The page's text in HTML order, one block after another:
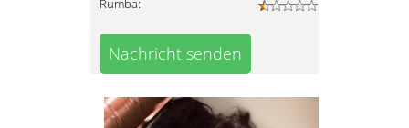
Rumba:
Nachricht senden